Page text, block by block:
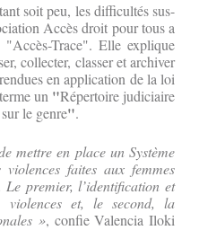
soit peu, les difficultés sus-
Accès droit pour tous a
Trace". Elle explique
collecter, classer et archiver
en application de la loi
un "Répertoire judiciaire
le genre".
mettre en place un Système
faites aux femmes
premier, l’identification et
et, le second, la
», confie Valencia Iloki